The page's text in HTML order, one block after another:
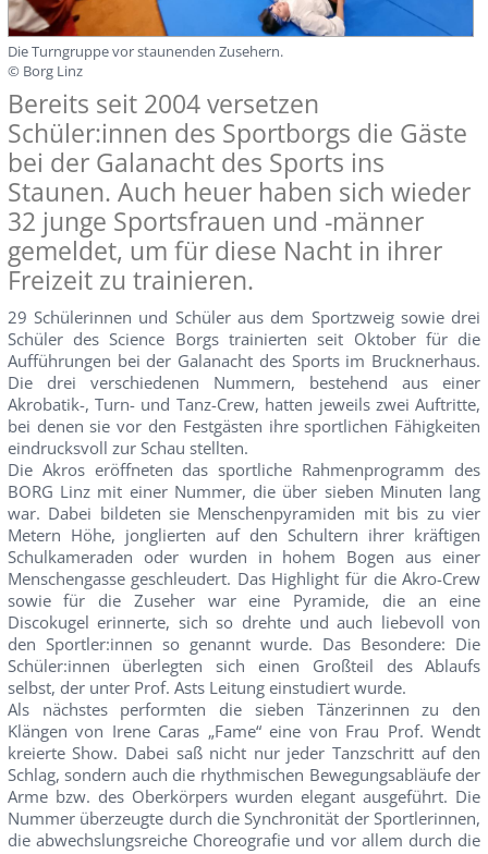
Die Turngruppe vor staunenden Zusehern.
© Borg Linz
Bereits seit 2004 versetzen
Schüler:innen des Sportborgs die Gäste
bei der Galanacht des Sports ins
Staunen. Auch heuer haben sich wieder
32 junge Sportsfrauen und -männer
gemeldet, um für diese Nacht in ihrer
Freizeit zu trainieren.
29 Schülerinnen und Schüler aus dem Sportzweig sowie drei
Schüler des Science Borgs trainierten seit Oktober für die
Aufführungen bei der Galanacht des Sports im Brucknerhaus.
Die drei verschiedenen Nummern, bestehend aus einer
Akrobatik-, Turn- und Tanz-Crew, hatten jeweils zwei Auftritte,
bei denen sie vor den Festgästen ihre sportlichen Fähigkeiten
eindrucksvoll zur Schau stellten.
Die Akros eröffneten das sportliche Rahmenprogramm des
BORG Linz mit einer Nummer, die über sieben Minuten lang
war. Dabei bildeten sie Menschenpyramiden mit bis zu vier
Metern Höhe, jonglierten auf den Schultern ihrer kräftigen
Schulkameraden oder wurden in hohem Bogen aus einer
Menschengasse geschleudert. Das Highlight für die Akro-Crew
sowie für die Zuseher war eine Pyramide, die an eine
Discokugel erinnerte, sich so drehte und auch liebevoll von
den Sportler:innen so genannt wurde. Das Besondere: Die
Schüler:innen überlegten sich einen Großteil des Ablaufs
selbst, der unter Prof. Asts Leitung einstudiert wurde.
Als nächstes performten die sieben Tänzerinnen zu den
Klängen von Irene Caras „Fame“ eine von Frau Prof. Wendt
kreierte Show. Dabei saß nicht nur jeder Tanzschritt auf den
Schlag, sondern auch die rhythmischen Bewegungsabläufe der
Arme bzw. des Oberkörpers wurden elegant ausgeführt. Die
Nummer überzeugte durch die Synchronität der Sportlerinnen,
die abwechslungsreiche Choreografie und vor allem durch die